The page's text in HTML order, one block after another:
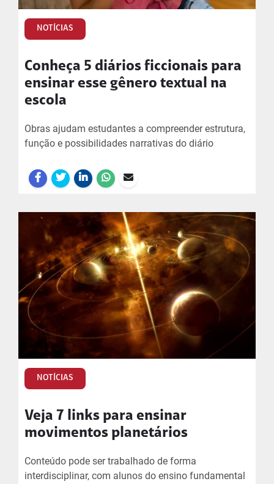
NOTÍCIAS
Conheça 5 diários ficcionais para
ensinar esse gênero textual na
escola
Obras ajudam estudantes a compreender estrutura,
função e possibilidades narrativas do diário
NOTÍCIAS
Veja 7 links para ensinar
movimentos planetários
Conteúdo pode ser trabalhado de forma
interdisciplinar, com alunos do ensino fundamental